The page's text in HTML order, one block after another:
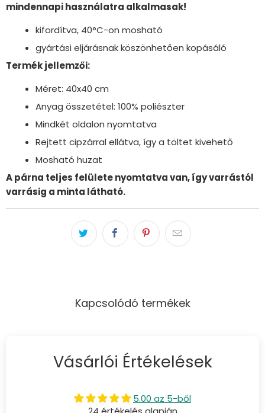
mindennapi használatra alkalmasak!
kifordítva, 40°C-on mosható
gyártási eljárásnak köszönhetően kopásáló
Termék jellemzői:
Méret: 40x40 cm
Anyag összetétel: 100% poliészter
Mindkét oldalon nyomtatva
Rejtett cipzárral ellátva, így a töltet kivehető
Mosható huzat
A párna teljes felülete nyomtatva van, így varrástól
varrásig a minta látható.
Kapcsolódó termékek
Vásárlói Értékelések
5.00 az 5-ből